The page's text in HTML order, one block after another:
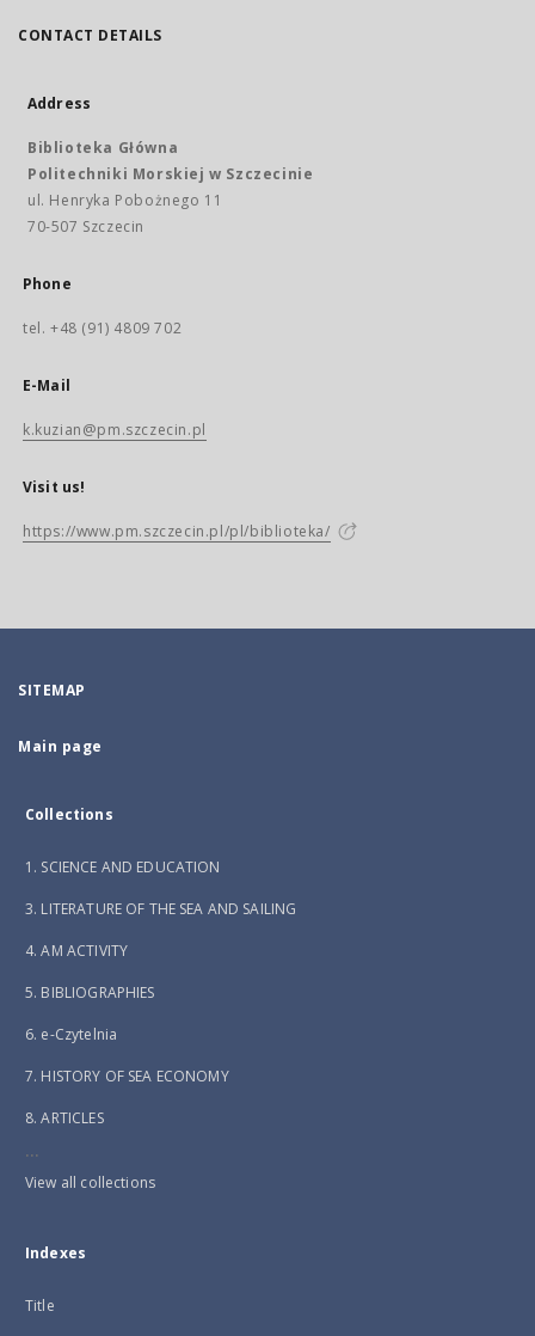
CONTACT DETAILS
Address
Biblioteka Główna
Politechniki Morskiej w Szczecinie
ul. Henryka Pobożnego 11
70-507 Szczecin
Phone
tel. +48 (91) 4809 702
E-Mail
k.kuzian@pm.szczecin.pl
Visit us!
https://www.pm.szczecin.pl/pl/biblioteka/
SITEMAP
Main page
Collections
1. SCIENCE AND EDUCATION
3. LITERATURE OF THE SEA AND SAILING
4. AM ACTIVITY
5. BIBLIOGRAPHIES
6. e-Czytelnia
7. HISTORY OF SEA ECONOMY
8. ARTICLES
...
View all collections
Indexes
Title